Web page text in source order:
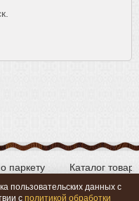
паркету Каталог
пользовательских данных с
с политикой обработки